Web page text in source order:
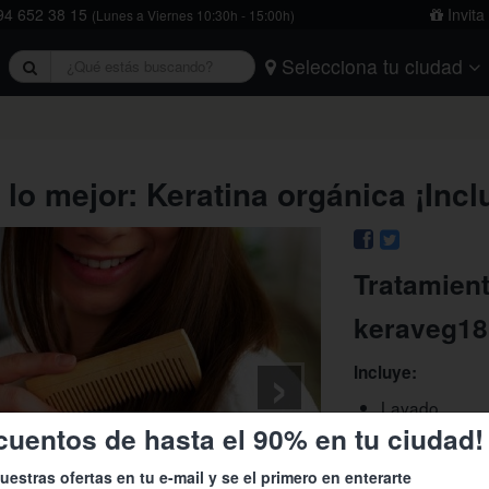
652 38 15 (Lunes a Viernes 10:30h - 15:00h)
Selecciona tu ciudad
Tarragona Valencia
mejor: Keratina orgánica
›
Incluye:
Lavado.
Aplicación
keraveg18
de hasta el 90% en tu ciudad!
ofertas en tu e-mail y se el primero en enterarte